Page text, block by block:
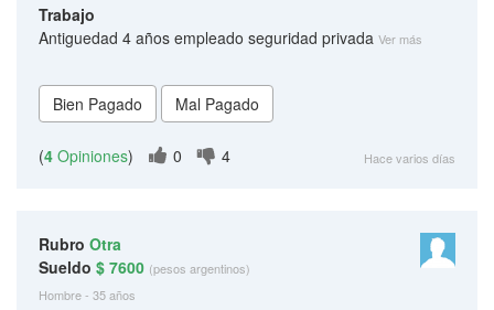
Trabajo
Antiguedad 4 años empleado seguridad privada Ver más
(4 Opiniones) 0 4 Hace varios días
Rubro Otra
Sueldo $ 7600 (pesos argentinos)
Hombre - 35 años